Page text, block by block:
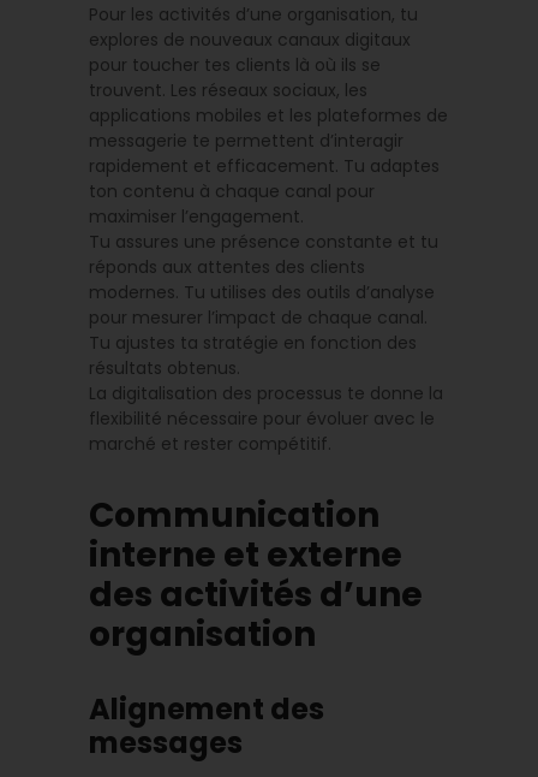
Pour les activités d’une organisation, tu
explores de nouveaux canaux digitaux
pour toucher tes clients là où ils se
trouvent. Les réseaux sociaux, les
applications mobiles et les plateformes de
messagerie te permettent d’interagir
rapidement et efficacement. Tu adaptes
ton contenu à chaque canal pour
maximiser l’engagement.
Tu assures une présence constante et tu
réponds aux attentes des clients
modernes. Tu utilises des outils d’analyse
pour mesurer l’impact de chaque canal.
Tu ajustes ta stratégie en fonction des
résultats obtenus.
La digitalisation des processus te donne la
flexibilité nécessaire pour évoluer avec le
marché et rester compétitif.
Communication
interne et externe
des activités d’une
organisation
Alignement des
messages